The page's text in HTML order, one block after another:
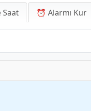
⏰ Alarmı Kur